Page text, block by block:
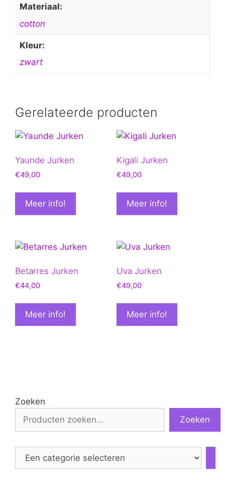
Materiaal:
cotton
Kleur:
zwart
Gerelateerde producten
Yaunde Jurken
€49,00
Meer info!
Kigali Jurken
€49,00
Meer info!
Betarres Jurken
€44,00
Meer info!
Uva Jurken
€49,00
Meer info!
Zoeken
Zoeken
Een
categorie